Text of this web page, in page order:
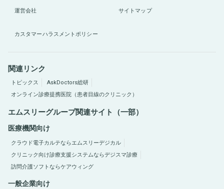
運営会社 サイトマップ
カスタマーハラスメントポリシー
関連リンク
トピックス
AskDoctors総研
オンライン診療提携医院（患者目線のクリニック）
エムスリーグループ関連サイト（一部）
医療機関向け
クラウド電子カルテならエムスリーデジカル
クリニック向け診療支援システムならデジスマ診療
訪問介護ソフトならケアウィング
一般企業向け